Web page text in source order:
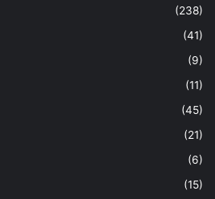
(238)
(41)
(9)
(11)
(45)
(21)
(6)
(15)